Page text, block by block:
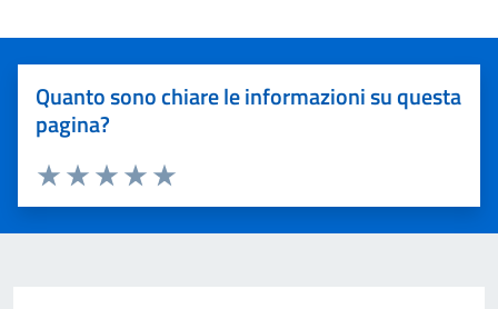
Quanto sono chiare le informazioni su questa
pagina?
Valuta 5 stelle su 5
Valuta 4 stelle su 5
Valuta 3 stelle su 5
Valuta 2 stelle su 5
Valuta 1 stelle su 5